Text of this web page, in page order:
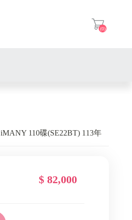
(0)
iMANY 110碟(SE22BT) 113年
$ 82,000